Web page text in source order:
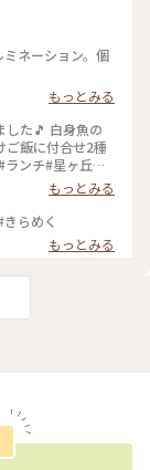
ネーション。個
もっとみる
した🎵 白身魚の
ご飯に付合せ2種
ンチ#星ヶ丘テ
もっとみる
らめく
もっとみる